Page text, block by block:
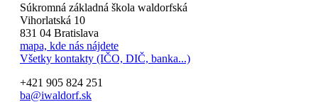
Súkromná základná škola waldorfská
Vihorlatská 10
831 04 Bratislava
mapa, kde nás nájdete
Všetky kontakty (IČO, DIČ, banka...)
+421 905 824 251
ba@iwaldorf.sk